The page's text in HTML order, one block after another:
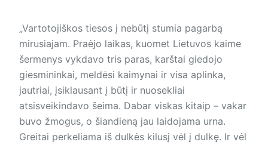
„Vartotojiškos tiesos į nebūtį stumia pagarbą
mirusiajam. Praėjo laikas, kuomet Lietuvos kaime
šermenys vykdavo tris paras, karštai giedojo
giesmininkai, meldėsi kaimynai ir visa aplinka,
jautriai, įsiklausant į būtį ir nuosekliai
atsisveikindavo šeima. Dabar viskas kitaip – vakar
buvo žmogus, o šiandieną jau laidojama urna.
Greitai perkeliama iš dulkės kilusį vėl į dulkę. Ir vėl